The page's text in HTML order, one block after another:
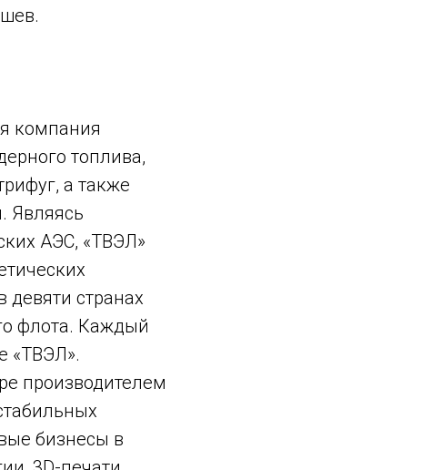
компания
топлива,
а также
Являясь
АЭС, «ТВЭЛ»
девяти странах
флота. Каждый
«ТВЭЛ».
производителем
бизнесы в